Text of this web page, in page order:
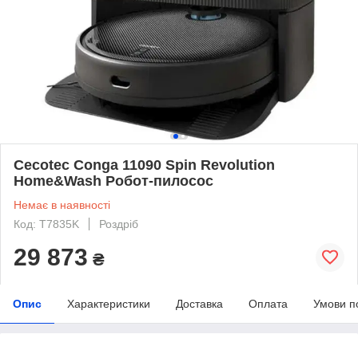
Cecotec Conga 11090 Spin Revolution
Home&Wash Робот-пилосос
Немає в наявності
Код: T7835K
Роздріб
29 873 ₴
Опис Характеристики Доставка Оплата Умови